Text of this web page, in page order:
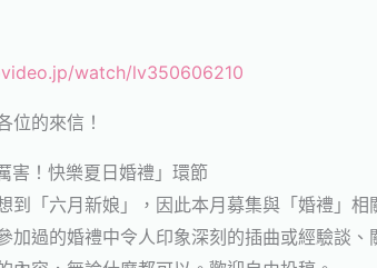
watch/lv350606210
位的來信！
害！快樂夏日婚禮」環節
到「六月新娘」，因此本月募集與「婚禮」相
加過的婚禮中令人印象深刻的插曲或經驗談